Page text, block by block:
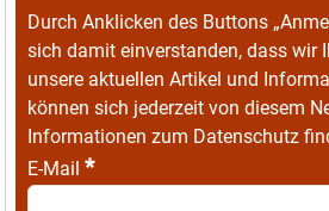
Durch Anklicken des Buttons
sich damit einverstanden, dass wir
unsere aktuellen Artikel und
können sich jederzeit von diesem
Informationen zum Datenschutz
E-Mail *